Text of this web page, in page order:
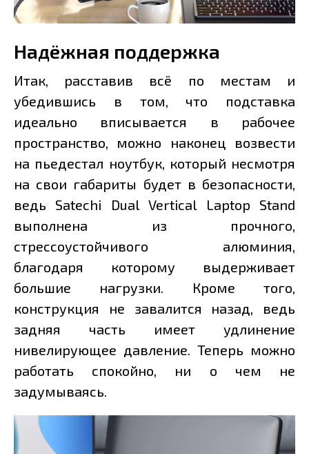
Надёжная поддержка
Итак, расставив всё по местам и
убедившись в том, что подставка
идеально вписывается в рабочее
пространство, можно наконец возвести
на пьедестал ноутбук, который несмотря
на свои габариты будет в безопасности,
ведь Satechi Dual Vertical Laptop Stand
выполнена из прочного,
стрессоустойчивого алюминия,
благодаря которому выдерживает
большие нагрузки. Кроме того,
конструкция не завалится назад, ведь
задняя часть имеет удлинение
нивелирующее давление. Теперь можно
работать спокойно, ни о чем не
задумываясь.